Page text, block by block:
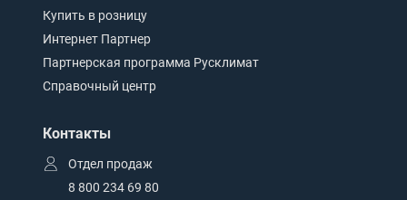
Купить в розницу
Интернет Партнер
Партнерская программа Русклимат
Справочный центр
Контакты
Отдел продаж
8 800 234 69 80